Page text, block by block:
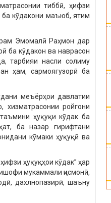
тиббӣ, ҳифзи
ба кӯдакони маъюб, ятим
Эмомалӣ Раҳмон дар
ба кӯдакон ва наврасон
тарбияи насли солиму
ҳам, сармоягузорӣ ба
меъёрҳои давлатии
хизматрасонии ройгони
ҳуқуқи кӯдак ба
ба назар гирифтани
кӯмаки ҳуқуқӣ ва
ҳуқуқҳои кӯдак” ҳар
мукаммали ҷисмонӣ,
дахлнопазирӣ, шаъну